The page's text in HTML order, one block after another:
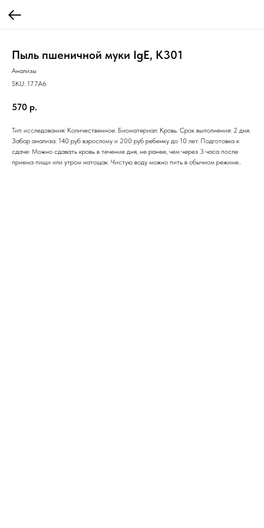
Пыль пшеничной муки IgE, K301
Анализы
SKU: 17.7.A6
570 р.
Тип исследования: Количественное. Биоматериал: Кровь. Срок выполнения: 2 дня.
Забор анализа: 140 руб взрослому и 200 руб ребенку до 10 лет. Подготовка к
сдаче: Можно сдавать кровь в течение дня, не ранее, чем через 3 часа после
приема пищи или утром натощак. Чистую воду можно пить в обычном режиме..